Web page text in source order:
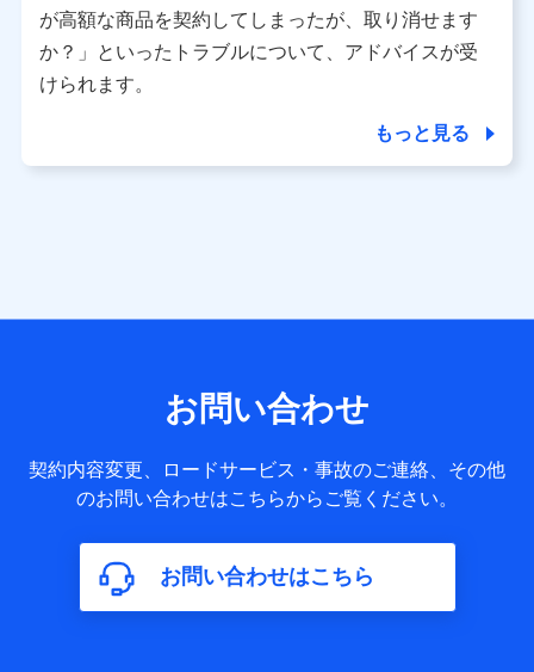
理」の設定状態にかかわらず、共同利用する場合がありま
※ dポイントクラブ会員ではないお客さま（2019年12月11
日以降、一度もdポイントクラブ会員であったことがないお
個人データは、こちら の利用目的の範囲内に限って共同利
用します。
サービス提供等を通じて取得した、以下の情報などの個人デ
基本情報
氏名、電話番号、メールアドレス、お客さまの識別子、
属性、連絡先、dポイントサービスのご利用に関する情
構成、住所、dポイント残高、dポイント利用履歴などが
含まれます。
利用情報
が高額な商品を契約してしまったが、取り消せます
か？」といったトラブルについて、アドバイスが受
けられます。
もっと見る
お問い合わせ
契約内容変更、ロードサービス・事故のご連絡、その他
のお問い合わせはこちらからご覧ください。
お問い合わせはこちら